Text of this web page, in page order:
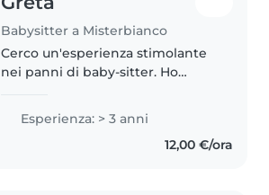
Babysitter a Misterbianco
Cerco un'esperienza stimolante
nei panni di baby-sitter. Ho
bambini dai 0 ai 6 anni perché
ho lavorato in un asilo privato
internazionale all'interno di una..
Esperienza: > 3 anni
12,00 €/ora